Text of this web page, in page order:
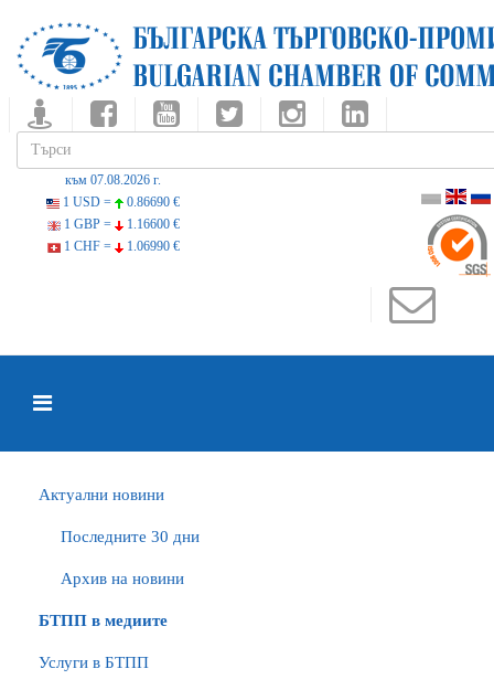
към 07.08.2026 г.
1 USD =
0.86690 €
1 GBP =
1.16600 €
1 CHF =
1.06990 €
Актуални новини
Последните 30 дни
Архив на новини
БTПП в медиите
Услуги в БТПП